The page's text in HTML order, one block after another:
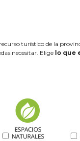
turístico de la
necesitar. Elige lo que